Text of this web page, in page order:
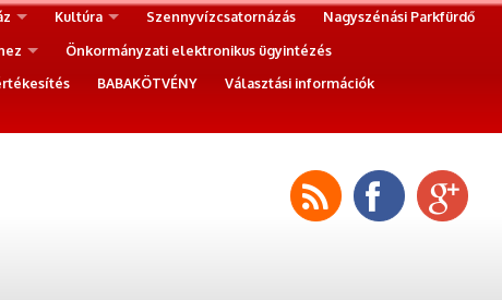
Kultúra Szennyvízcsatornázás
Nagyszénási Parkfürdő
Önkormányzati elektronikus ügyintézés
BABAKÖTVÉNY
Választási információk